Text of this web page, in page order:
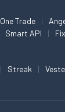
Trade
Smart API
Streak